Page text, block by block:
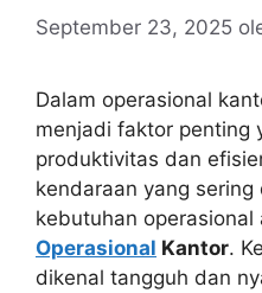
September 23, 2025
Dalam operasional
menjadi faktor penting
produktivitas dan
kendaraan yang
kebutuhan operasional
Operasional Kantor.
dikenal tangguh dan